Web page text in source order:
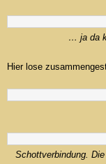
… ja da
Hier lose
Schottverbindung.